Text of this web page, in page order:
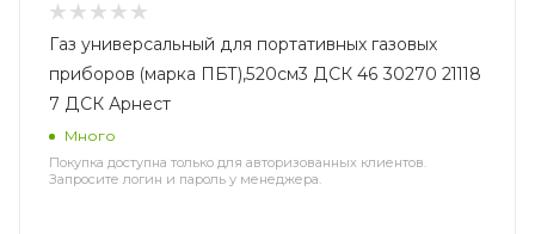
Газ универсальный для портативных газовых
приборов (марка ПБТ),520см3 ДСК 46 30270 21118
7 ДСК Арнест
Много
Покупка доступна только для авторизованных клиентов.
Запросите логин и пароль у менеджера.